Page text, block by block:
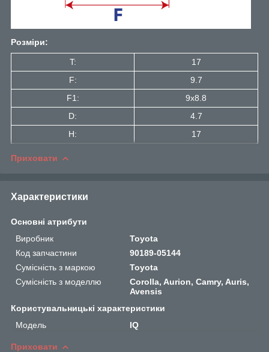
Розміри:
T:
17
F:
9.7
F1:
9x8.8
D:
4.7
H:
17
Приховати
Характеристики
Основні атрибути
Виробник
Toyota
Код запчастини
90189-05144
Сумісність з маркою
Toyota
Сумісність з моделлю
Corolla, Aurion, Camry, Auris,
Avensis
Користувальницькі характеристики
Мoдель
IQ
Приховати